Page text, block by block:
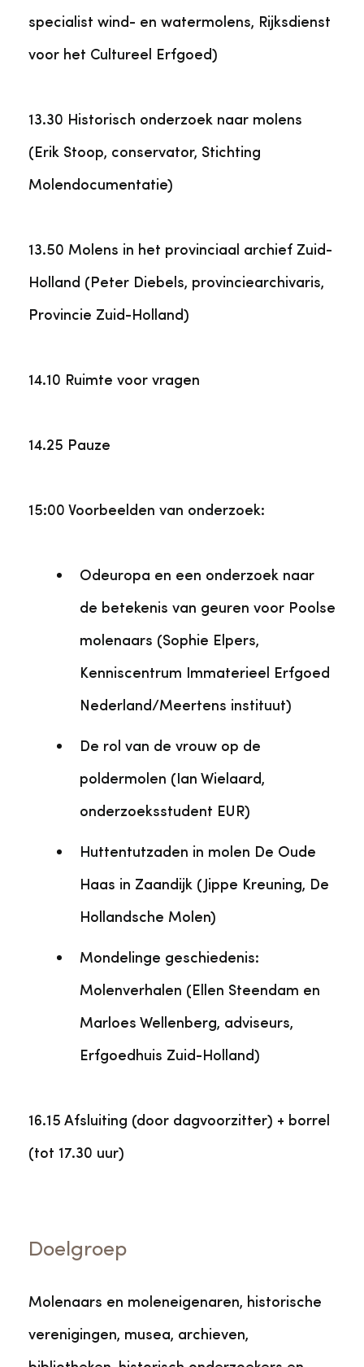
specialist wind- en watermolens, Rijksdienst
voor het Cultureel Erfgoed)
13.30 Historisch onderzoek naar molens
(Erik Stoop, conservator, Stichting
Molendocumentatie)
13.50 Molens in het provinciaal archief Zuid-
Holland (Peter Diebels, provinciearchivaris,
Provincie Zuid-Holland)
14.10 Ruimte voor vragen
14.25 Pauze
15:00 Voorbeelden van onderzoek:
Odeuropa en een onderzoek naar
de betekenis van geuren voor Poolse
molenaars (Sophie Elpers,
Kenniscentrum Immaterieel Erfgoed
Nederland/Meertens instituut)
De rol van de vrouw op de
poldermolen (Ian Wielaard,
onderzoeksstudent EUR)
Huttentutzaden in molen De Oude
Haas in Zaandijk (Jippe Kreuning, De
Hollandsche Molen)
Mondelinge geschiedenis:
Molenverhalen (Ellen Steendam en
Marloes Wellenberg, adviseurs,
Erfgoedhuis Zuid-Holland)
16.15 Afsluiting (door dagvoorzitter) + borrel
(tot 17.30 uur)
Doelgroep
Molenaars en moleneigenaren, historische
verenigingen, musea, archieven,